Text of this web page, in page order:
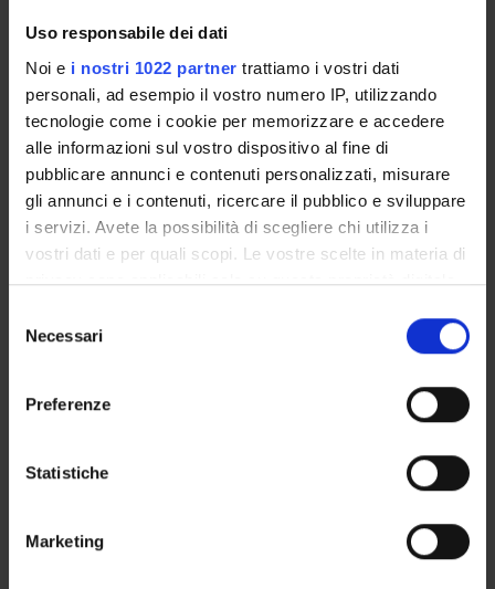
Uso responsabile dei dati
Noi e i nostri 1022 partner trattiamo i vostri dati
personali, ad esempio il vostro numero IP, utilizzando
tecnologie come i cookie per memorizzare e accedere
alle informazioni sul vostro dispositivo al fine di
pubblicare annunci e contenuti personalizzati, misurare
gli annunci e i contenuti, ricercare il pubblico e sviluppare
i servizi. Avete la possibilità di scegliere chi utilizza i
vostri dati e per quali scopi. Le vostre scelte in materia di
privacy sono applicabili solo su questa proprietà digitale
modificare o revocare il proprio consenso in qualsiasi
momento dalla Dichiarazione sui cookie o facendo clic
raccogliere informazioni sulla tua posizione
geografica, con un'approssimazione di qualche
Identificare il tuo dispositivo, scansionandolo
delNecessari
Preferenze
Statistiche
Marketing
DEPARTMENT ADMINISTRATION OFFICES
STUDENT ADMINISTRATION OFFICES
DEPARTMENT FACILITIES
RESEARCH LABORATORIES
RESEARCH CENTRES